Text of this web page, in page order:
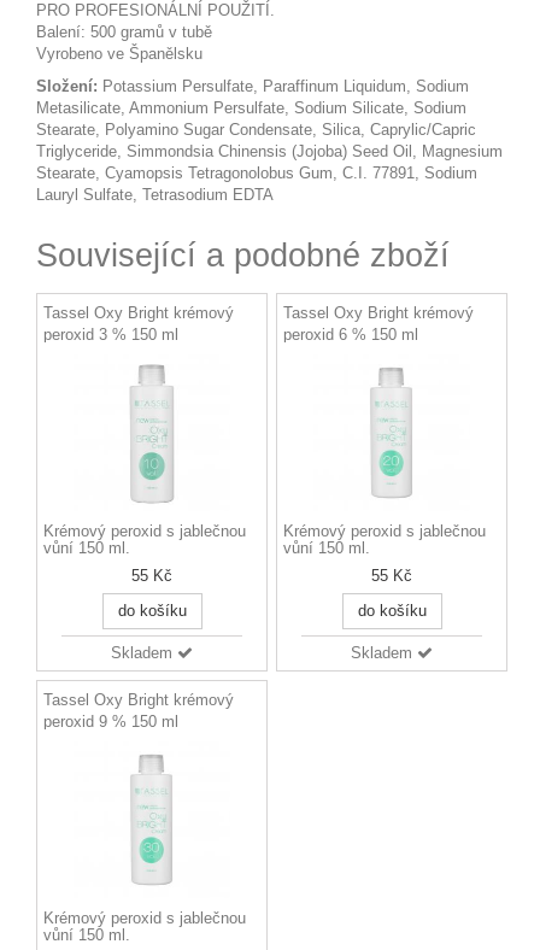
PRO PROFESIONÁLNÍ POUŽITÍ.
Balení: 500 gramů v tubě
Vyrobeno ve Španělsku
Složení: Potassium Persulfate, Paraffinum Liquidum, Sodium
Metasilicate, Ammonium Persulfate, Sodium Silicate, Sodium
Stearate, Polyamino Sugar Condensate, Silica, Caprylic/Capric
Triglyceride, Simmondsia Chinensis (Jojoba) Seed Oil, Magnesium
Stearate, Cyamopsis Tetragonolobus Gum, C.I. 77891, Sodium
Lauryl Sulfate, Tetrasodium EDTA
Související a podobné zboží
Tassel Oxy Bright krémový
peroxid 3 % 150 ml
Krémový peroxid s jablečnou
vůní 150 ml.
55 Kč
do košíku
Skladem
Tassel Oxy Bright krémový
peroxid 6 % 150 ml
Krémový peroxid s jablečnou
vůní 150 ml.
55 Kč
do košíku
Skladem
Tassel Oxy Bright krémový
peroxid 9 % 150 ml
Krémový peroxid s jablečnou
vůní 150 ml.